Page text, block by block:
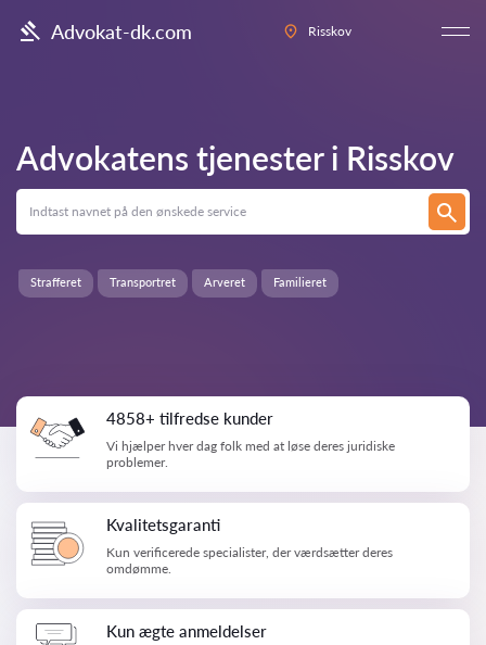
Advokat-dk.com Risskov
Advokatens tjenester i Risskov
Familieret
Strafferet Transportret Arveret
4858+ tilfredse kunder
Vi hjælper hver dag folk med at løse deres juridiske
problemer.
Kvalitetsgaranti
Kun verificerede specialister, der værdsætter deres
omdømme.
Kun ægte anmeldelser